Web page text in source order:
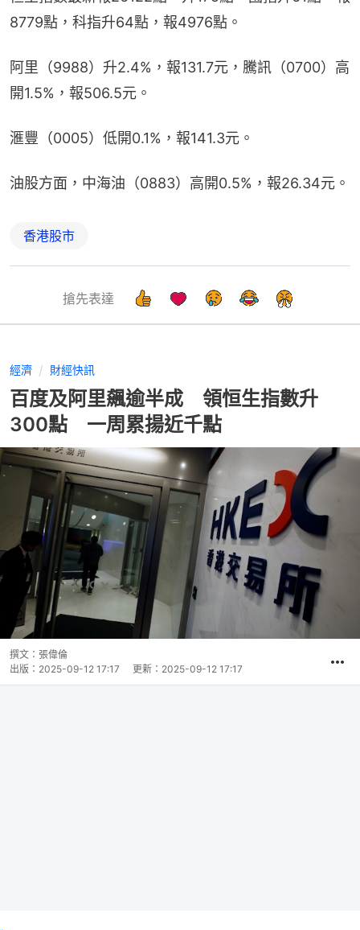
8779點，科指升64點，報4976點。
阿里（9988）升2.4%，報131.7元，騰訊（0700）高
開1.5%，報506.5元。
滙豐（0005）低開0.1%，報141.3元。
油股方面，中海油（0883）高開0.5%，報26.34元。
香港股市
搶先表達
經濟 財經快訊
百度及阿里飆逾半成 領恒生指數升
300點 一周累揚近千點
撰文： 張偉倫
出版： 2025-09-12 17:17 更新： 2025-09-12 17:17